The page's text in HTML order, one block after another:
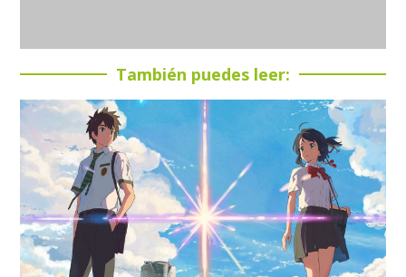
También puedes leer: